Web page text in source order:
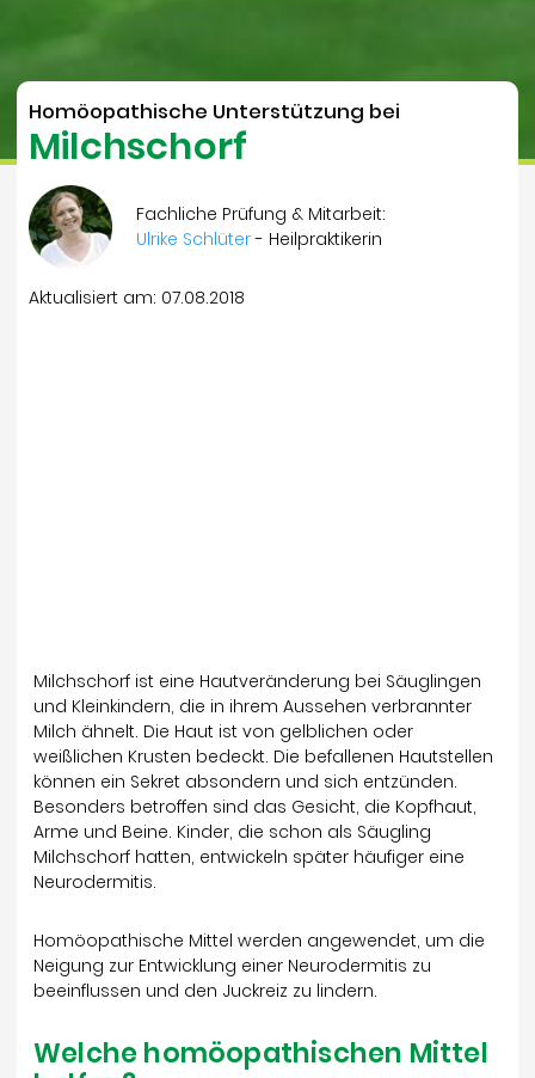
Homöopathische Unterstützung bei
Milchschorf
Fachliche Prüfung & Mitarbeit:
Ulrike Schlüter- Heilpraktikerin
Aktualisiert am: 07.08.2018
Milchschorf ist eine Hautveränderung bei Säuglingen
und Kleinkindern, die in ihrem Aussehen verbrannter
Milch ähnelt. Die Haut ist von gelblichen oder
weißlichen Krusten bedeckt. Die befallenen Hautstellen
können ein Sekret absondern und sich entzünden.
Besonders betroffen sind das Gesicht, die Kopfhaut,
Arme und Beine. Kinder, die schon als Säugling
Milchschorf hatten, entwickeln später häufiger eine
Neurodermitis.
Homöopathische Mittel werden angewendet, um die
Neigung zur Entwicklung einer Neurodermitis zu
beeinflussen und den Juckreiz zu lindern.
Welche homöopathischen Mittel